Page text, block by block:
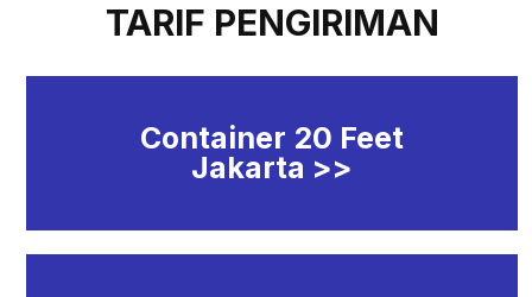
TARIF PENGIRIMAN
Container 20 Feet
Jakarta >>